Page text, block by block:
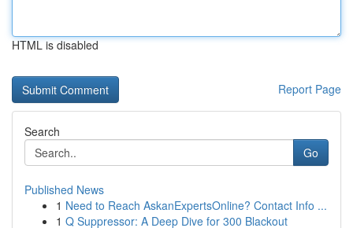
HTML is disabled
Report Page
Search
Go
Published News
1 Need to Reach AskanExpertsOnline? Contact Info ...
1 Q Suppressor: A Deep Dive for 300 Blackout